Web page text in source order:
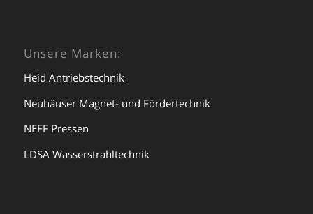
Unsere Marken:
Heid Antriebstechnik
Neuhäuser Magnet- und Fördertechnik
NEFF Pressen
LDSA Wasserstrahltechnik